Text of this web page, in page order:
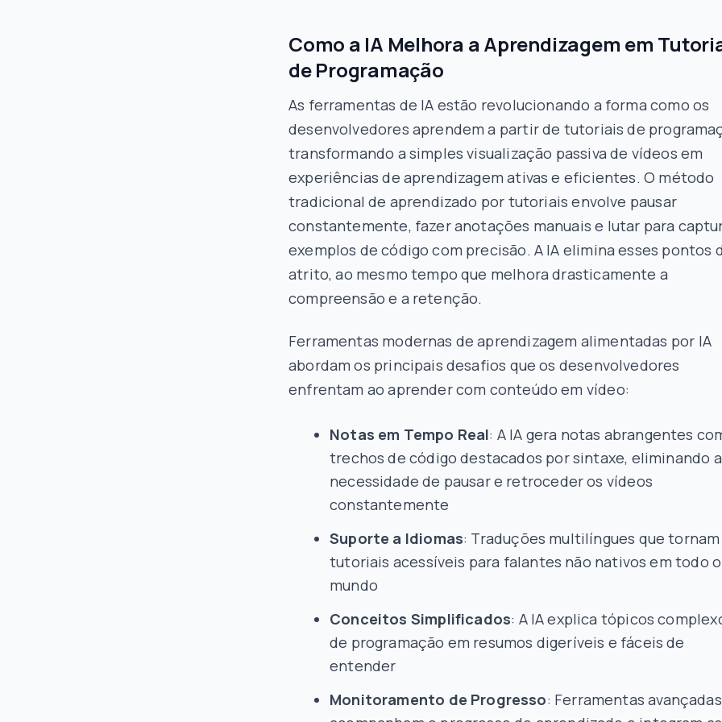
Como a IA Melhora a Aprendizagem em
de Programação
As ferramentas de IA estão revolucionando a forma como os
desenvolvedores aprendem a partir de tutoriais de
transformando a simples visualização passiva de vídeos em
experiências de aprendizagem ativas e eficientes. O método
tradicional de aprendizado por tutoriais envolve pausar
constantemente, fazer anotações manuais e lutar para
exemplos de código com precisão. A IA elimina esses pontos
atrito, ao mesmo tempo que melhora drasticamente a
compreensão e a retenção.
Ferramentas modernas de aprendizagem alimentadas por IA
abordam os principais desafios que os desenvolvedores
enfrentam ao aprender com conteúdo em vídeo:
Notas em Tempo Real: A IA gera notas abrangentes
trechos de código destacados por sintaxe, eliminando a
necessidade de pausar e retroceder os vídeos
constantemente
Suporte a Idiomas: Traduções multilíngues que tornam
tutoriais acessíveis para falantes não nativos em todo o
mundo
Conceitos Simplificados: A IA explica tópicos
de programação em resumos digeríveis e fáceis de
entender
Monitoramento de Progresso: Ferramentas avançadas